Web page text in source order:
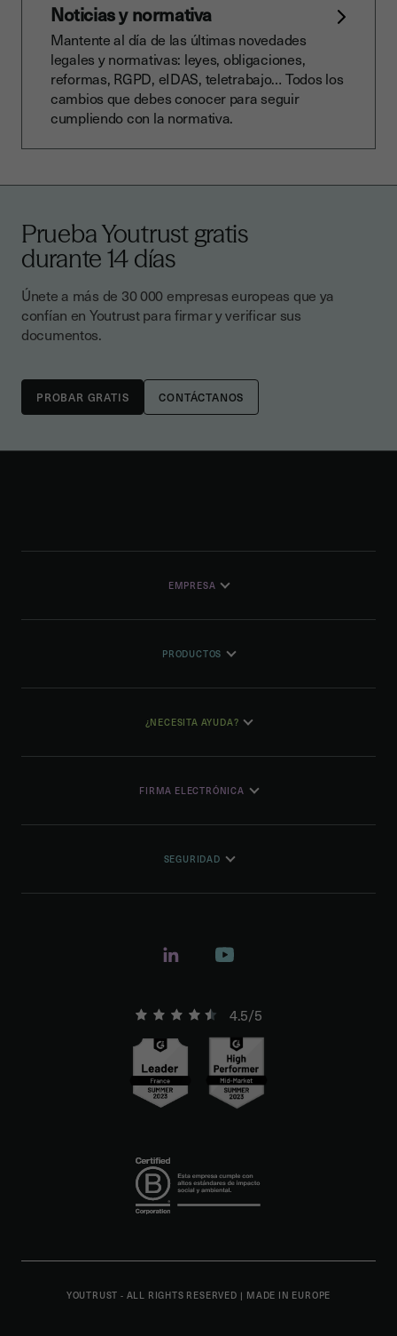
Noticias y normativa
Mantente al día de las últimas novedades
legales y normativas: leyes, obligaciones,
reformas, RGPD, eIDAS, teletrabajo… Todos los
cambios que debes conocer para seguir
cumpliendo con la normativa.
Prueba Youtrust gratis
durante 14 días
Únete a más de 30 000 empresas europeas que ya
confían en Youtrust para firmar y verificar sus
documentos.
CONTÁCTANOS
EMPRESA
PRODUCTOS
¿NECESITA AYUDA?
FIRMA ELECTRÓNICA
SEGURIDAD
4.5/5
YOUTRUST - ALL RIGHTS RESERVED | MADE IN EUROPE